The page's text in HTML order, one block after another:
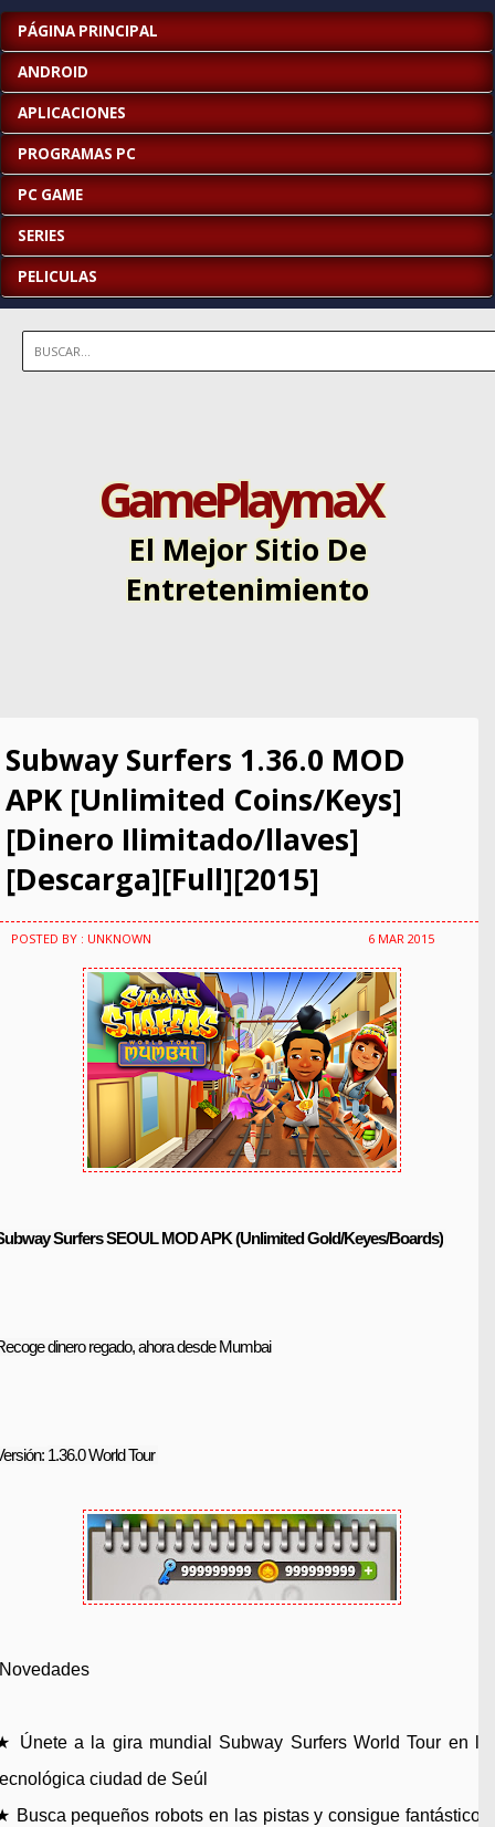
PÁGINA PRINCIPAL
ANDROID
APLICACIONES
PROGRAMAS PC
PC GAME
SERIES
PELICULAS
GamePlaymaX
El Mejor Sitio De
Entretenimiento
Subway Surfers 1.36.0 MOD
APK [Unlimited Coins/Keys]
[Dinero Ilimitado/llaves]
[Descarga][Full][2015]
POSTED BY : UNKNOWN 6 MAR 2015
Surfers SEOUL MOD APK (Unlimited Gold/Keyes/Boards)
dinero regado, ahora desde Mumbai
1.36.0World Tour
Únete a la gira mundial Subway Surfers World Tour en la
ciudad de Seúl
Busca pequeños robots en las pistas y consigue fantásticos